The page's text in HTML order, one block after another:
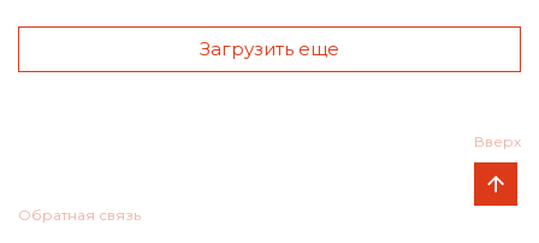
Загрузить еще
Вверх
Обратная связь